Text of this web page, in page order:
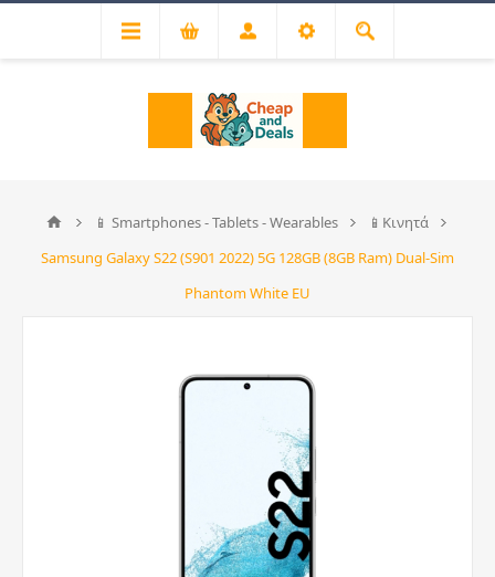
📱 Smartphones - Tablets - Wearables
📱Κινητά
Samsung Galaxy S22 (S901 2022) 5G 128GB (8GB Ram) Dual-Sim
Phantom White EU